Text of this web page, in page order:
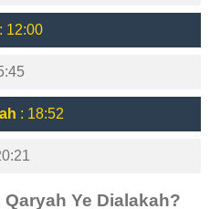
12:00
: 18:52
Ye Dialakah?